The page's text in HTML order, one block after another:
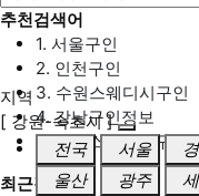
추천검색어
1. 서울구인
2. 인천구인
3. 수원스웨디시구인
4. 강남구인정보
5. 동탄스웨디시구인
최근검색어
지역
[ 강원-속초시 ]
전국
서울
울산
광주